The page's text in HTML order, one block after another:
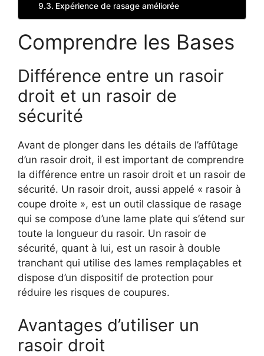
Expérience de rasage améliorée
Comprendre les Bases
Différence entre un rasoir
droit et un rasoir de
sécurité
Avant de plonger dans les détails de l’affûtage
d’un rasoir droit, il est important de comprendre
la différence entre un rasoir droit et un rasoir de
sécurité. Un rasoir droit, aussi appelé « rasoir à
coupe droite », est un outil classique de rasage
qui se compose d’une lame plate qui s’étend sur
toute la longueur du rasoir. Un rasoir de
sécurité, quant à lui, est un rasoir à double
tranchant qui utilise des lames remplaçables et
dispose d’un dispositif de protection pour
réduire les risques de coupures.
Avantages d’utiliser un
rasoir droit